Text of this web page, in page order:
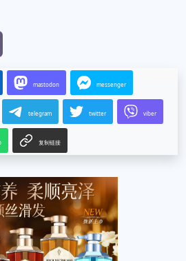
mastodon messenger
telegram twitter viber
复制链接